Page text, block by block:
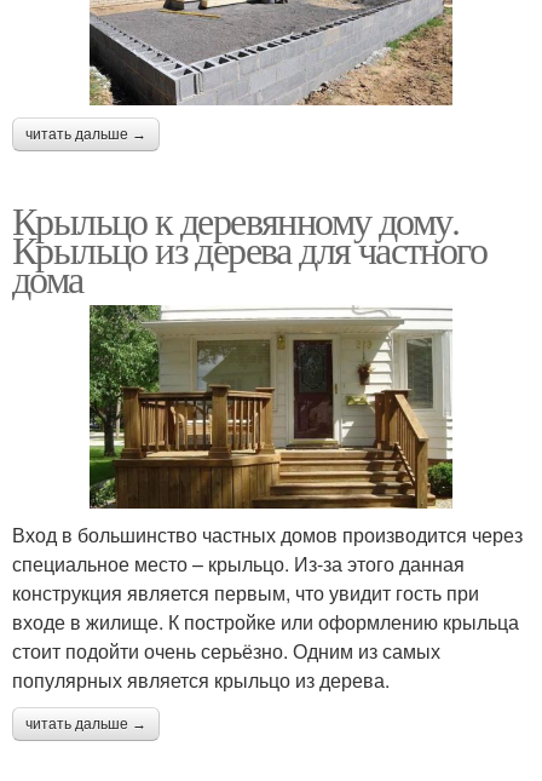
читать дальше →
Крыльцо к деревянному дому.
Крыльцо из дерева для частного
дома
Вход в большинство частных домов производится через
специальное место – крыльцо. Из-за этого данная
конструкция является первым, что увидит гость при
входе в жилище. К постройке или оформлению крыльца
стоит подойти очень серьёзно. Одним из самых
популярных является крыльцо из дерева.
читать дальше →